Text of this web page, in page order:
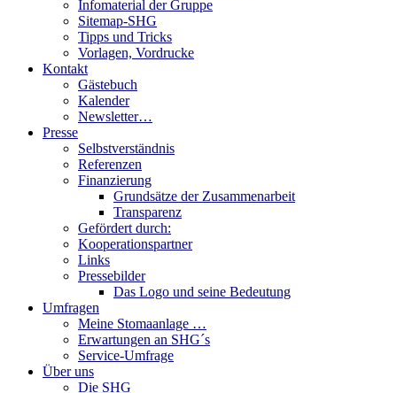
Infomaterial der Gruppe
Sitemap-SHG
Tipps und Tricks
Vorlagen, Vordrucke
Kontakt
Gästebuch
Kalender
Newsletter…
Presse
Selbstverständnis
Referenzen
Finanzierung
Grundsätze der Zusammenarbeit
Transparenz
Gefördert durch:
Kooperationspartner
Links
Pressebilder
Das Logo und seine Bedeutung
Umfragen
Meine Stomaanlage …
Erwartungen an SHG´s
Service-Umfrage
Über uns
Die SHG